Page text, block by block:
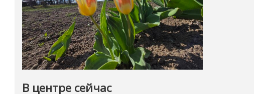
В центре сейчас